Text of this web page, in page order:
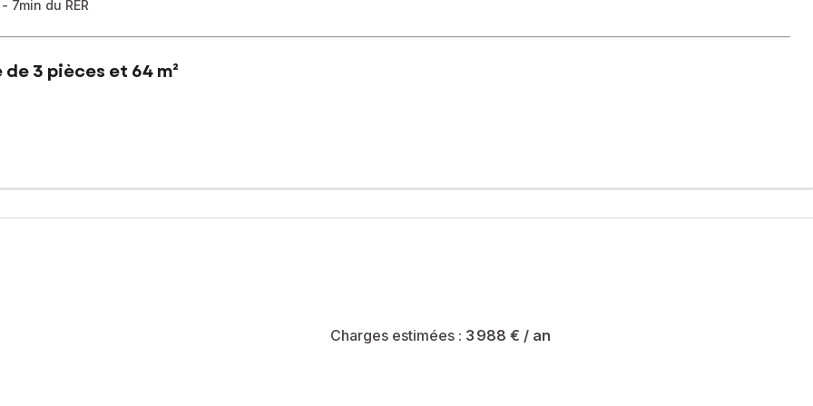
du RER
3 pièces et 64 m²
sécurisée à Palaiseau
découvrez cet appartement 3 pièces d’environ 64 m² situé au dernier étage, en bon état général.
et équipée avec cellier aménagé en buanderie, d’un séjour lumineux ouvrant sur un balcon, de deux chambres, d’une salle
agréable et pratique au quotidien.
organiser une visite.
Charges estimées : 3 988 € / an